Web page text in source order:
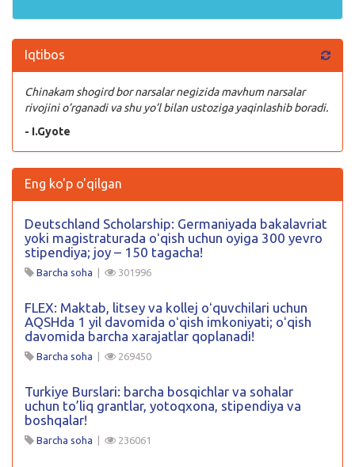
Iqtibos
Chinakam shogird bor narsalar negizida mavhum narsalar
rivojini o’rganadi va shu yo’l bilan ustoziga yaqinlashib boradi.
- I.Gyote
Eng ko'p o'qilgan
Deutschland Scholarship: Germaniyada bakalavriat
yoki magistraturada oʻqish uchun oyiga 300 yevro
stipendiya; joy – 150 tagacha!
Barcha soha 301996
FLEX: Maktab, litsey va kollej oʻquvchilari uchun
AQSHda 1 yil davomida oʻqish imkoniyati; oʻqish
davomida barcha xarajatlar qoplanadi!
Barcha soha 269450
Turkiye Burslari: barcha bosqichlar va sohalar
uchun to’liq grantlar, yotoqxona, stipendiya va
boshqalar!
Barcha soha 236061